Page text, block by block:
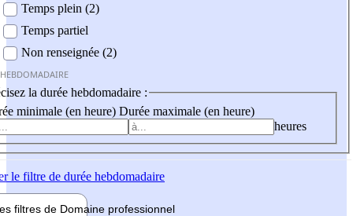
Temps plein (2)
Temps partiel
Non renseignée (2)
la durée hebdomadaire :
minimale (en heure) Durée maximale (en heure)
heures
le filtre de durée hebdomadaire
filtres de Domaine professionnel